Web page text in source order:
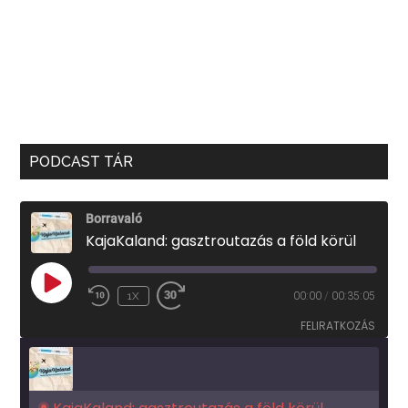
PODCAST TÁR
Borravaló
KajaKaland: gasztroutazás a föld körül
PLAY
EPISODE
1X 00:00 / 00:35:05
FELIRATKOZÁS